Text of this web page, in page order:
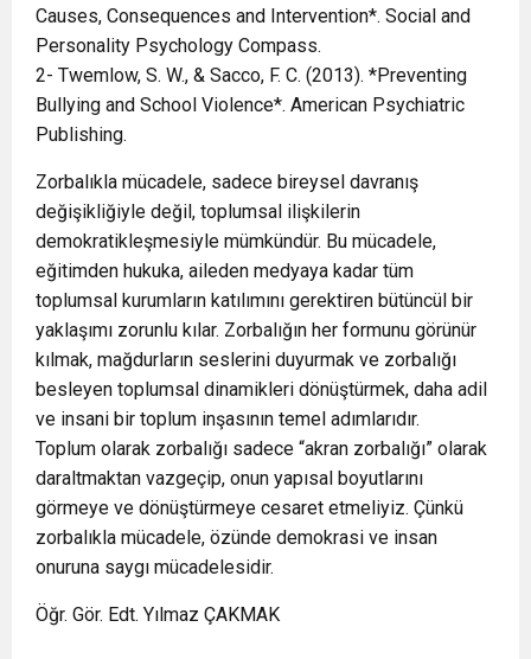
Causes, Consequences and Intervention*. Social and
Personality Psychology Compass.
2- Twemlow, S. W., & Sacco, F. C. (2013). *Preventing
Bullying and School Violence*. American Psychiatric
Publishing.
Zorbalıkla mücadele, sadece bireysel davranış
değişikliğiyle değil, toplumsal ilişkilerin
demokratikleşmesiyle mümkündür. Bu mücadele,
eğitimden hukuka, aileden medyaya kadar tüm
toplumsal kurumların katılımını gerektiren bütüncül bir
yaklaşımı zorunlu kılar. Zorbalığın her formunu görünür
kılmak, mağdurların seslerini duyurmak ve zorbalığı
besleyen toplumsal dinamikleri dönüştürmek, daha adil
ve insani bir toplum inşasının temel adımlarıdır.
Toplum olarak zorbalığı sadece “akran zorbalığı” olarak
daraltmaktan vazgeçip, onun yapısal boyutlarını
görmeye ve dönüştürmeye cesaret etmeliyiz. Çünkü
zorbalıkla mücadele, özünde demokrasi ve insan
onuruna saygı mücadelesidir.
Öğr. Gör. Edt. Yılmaz ÇAKMAK